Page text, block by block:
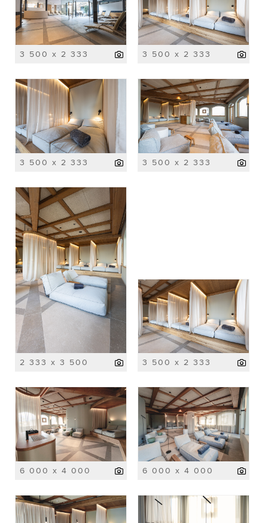
3 500 x 2 333 3 500 x 2 333
3 500 x 2 333 3 500 x 2 333
2 333 x 3 500 3 500 x 2 333
6 000 x 4 000 6 000 x 4 000